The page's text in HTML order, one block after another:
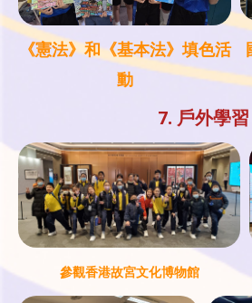
《憲法》和《基本法》填色活
動
7. 戶外學習
參觀香港故宮文化博物館